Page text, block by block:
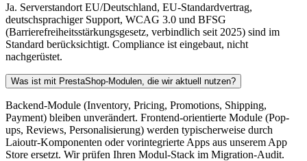
Ja. Serverstandort EU/Deutschland, EU-Standardvertrag,
deutschsprachiger Support, WCAG 3.0 und BFSG
(Barrierefreiheitsstärkungsgesetz, verbindlich seit 2025) sind im
Standard berücksichtigt. Compliance ist eingebaut, nicht
nachgerüstet.
Was ist mit PrestaShop-Modulen, die wir aktuell nutzen?
Backend-Module (Inventory, Pricing, Promotions, Shipping,
Payment) bleiben unverändert. Frontend-orientierte Module (Pop-
ups, Reviews, Personalisierung) werden typischerweise durch
Laioutr-Komponenten oder vorintegrierte Apps aus unserem App
Store ersetzt. Wir prüfen Ihren Modul-Stack im Migration-Audit.